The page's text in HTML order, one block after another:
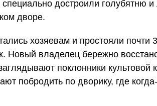
специально достроили голубятню
дворе.
хозяевам и простояли почти
Новый владелец бережно
поклонники культовой
побродить по дворику, где